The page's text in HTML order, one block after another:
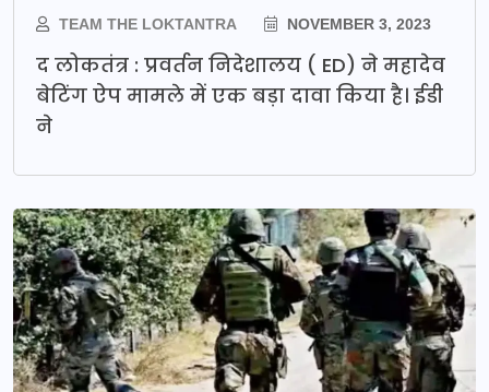
TEAM THE LOKTANTRA NOVEMBER 3, 2023
द लोकतंत्र : प्रवर्तन निदेशालय ( ED) ने महादेव
बेटिंग ऐप मामले में एक बड़ा दावा किया है। ईडी
ने